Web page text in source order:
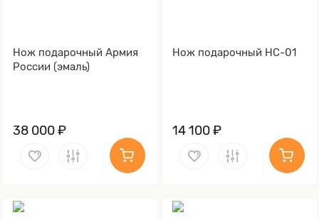
Нож подарочный Армия
России (эмаль)
38 000 ₽
Нож подарочный НС-01
14 100 ₽